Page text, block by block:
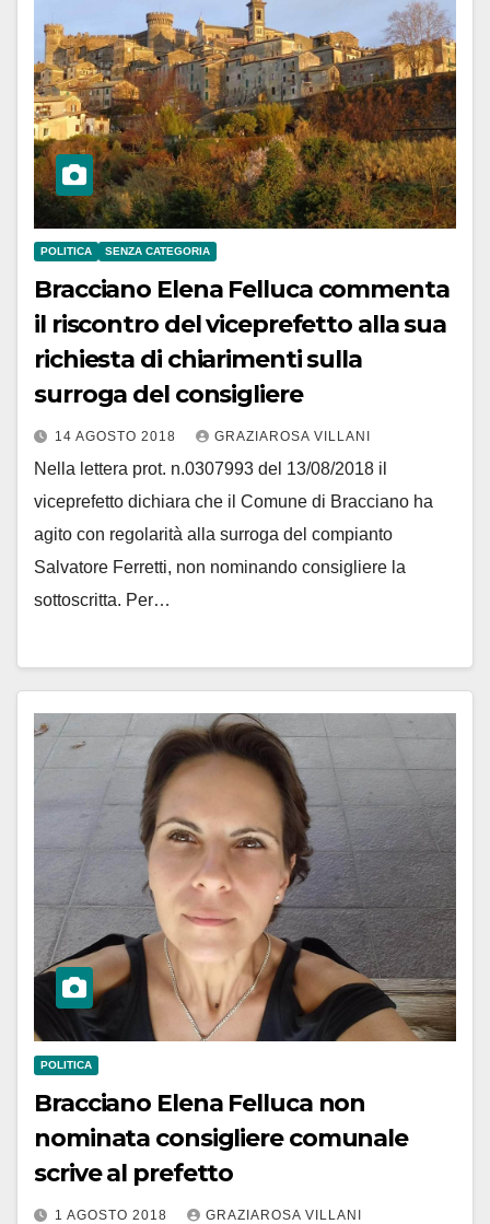
POLITICA SENZA CATEGORIA
Bracciano Elena Felluca commenta
il riscontro del viceprefetto alla sua
richiesta di chiarimenti sulla
surroga del consigliere
14 AGOSTO 2018 GRAZIAROSA VILLANI
Nella lettera prot. n.0307993 del 13/08/2018 il
viceprefetto dichiara che il Comune di Bracciano ha
agito con regolarità alla surroga del compianto
Salvatore Ferretti, non nominando consigliere la
sottoscritta. Per…
POLITICA
Bracciano Elena Felluca non
nominata consigliere comunale
scrive al prefetto
1 AGOSTO 2018 GRAZIAROSA VILLANI